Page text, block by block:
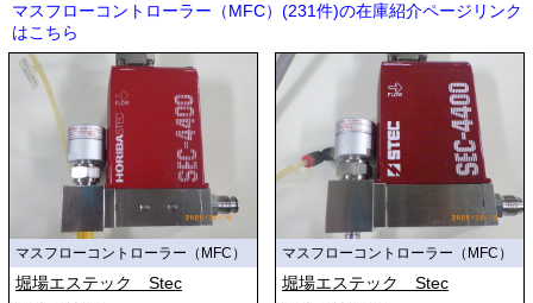
マスフローコントローラー（MFC）(231件)の在庫紹介ページリンク
はこちら
マスフローコントローラー（MFC）
堀場エステック Stec
マスフローコントローラー（MFC）
堀場エステック Stec